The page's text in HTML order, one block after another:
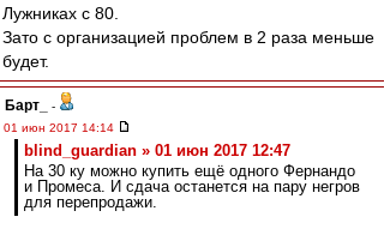
Лужниках с 80.
Зато с организацией проблем в 2 раза меньше
будет.
Барт_
-
01 июн 2017 14:14
blind_guardian » 01 июн 2017 12:47
На 30 ку можно купить ещё одного Фернандо
и Промеса. И сдача останется на пару негров
для перепродажи.